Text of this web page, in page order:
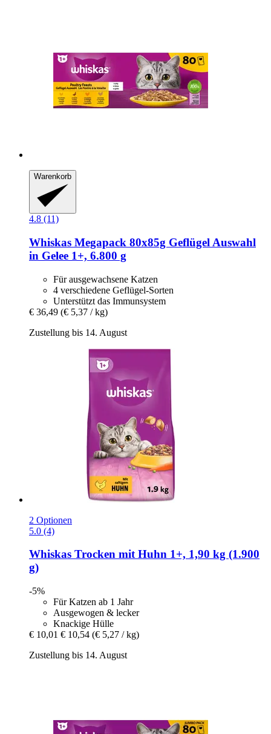
Warenkorb
4.8 (11)
Whiskas Megapack 80x85g Geflügel Auswahl
in Gelee 1+, 6.800 g
Für ausgewachsene Katzen
4 verschiedene Geflügel-Sorten
Unterstützt das Immunsystem
€ 36,49 (€ 5,37 / kg)
Zustellung bis 14. August
2 Optionen
5.0 (4)
Whiskas Trocken mit Huhn 1+, 1,90 kg (1.900
g)
-5%
Für Katzen ab 1 Jahr
Ausgewogen & lecker
Knackige Hülle
€ 10,01 € 10,54 (€ 5,27 / kg)
Zustellung bis 14. August